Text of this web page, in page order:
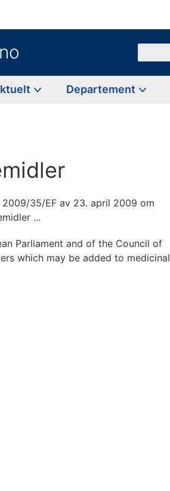
Departement
35/EF av 23. april 2009 om
...
Parliament and of the Council of
which may be added to medicinal